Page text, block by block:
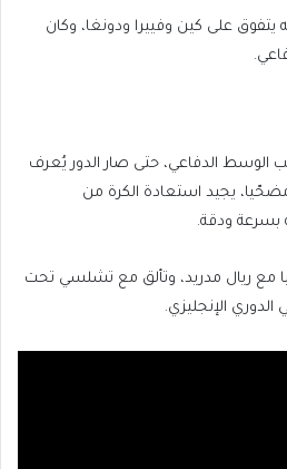
يتفوق على كين وفييرا ودونغا، وكان
الوسط الدفاعي، حتى صار الدور يُعرف
يجيد استعادة الكرة من
بسرعة ودقة.
مع ريال مدريد، وتألق مع تشلسي تحت
الدوري الإنجليزي.